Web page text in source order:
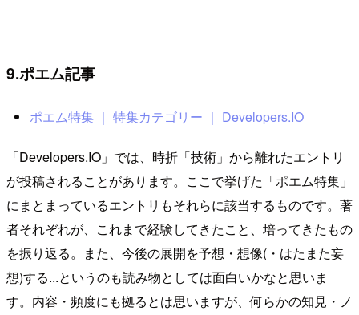
9.ポエム記事
ポエム特集 ｜ 特集カテゴリー ｜ Developers.IO
「Developers.IO」では、時折「技術」から離れたエントリ
が投稿されることがあります。ここで挙げた「ポエム特集」
にまとまっているエントリもそれらに該当するものです。著
者それぞれが、これまで経験してきたこと、培ってきたもの
を振り返る。また、今後の展開を予想・想像(・はたまた妄
想)する...というのも読み物としては面白いかなと思いま
す。内容・頻度にも拠るとは思いますが、何らかの知見・ノ